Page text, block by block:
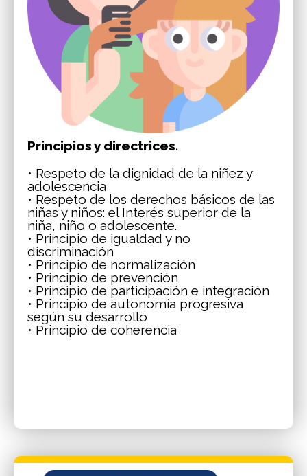
Principios y directrices.
• Respeto de la dignidad de la niñez y
adolescencia
• Respeto de los derechos básicos de las
niñas y niños: el Interés superior de la
niña, niño o adolescente.
• Principio de igualdad y no
discriminación
• Principio de normalización
• Principio de prevención
• Principio de participación e integración
• Principio de autonomía progresiva
según su desarrollo
• Principio de coherencia